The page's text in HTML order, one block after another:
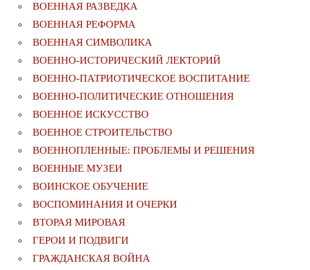
ВОЕННАЯ РАЗВЕДКА
ВОЕННАЯ РЕФОРМА
ВОЕННАЯ СИМВОЛИКА
ВОЕННО-ИСТОРИЧЕСКИЙ ЛЕКТОРИЙ
ВОЕННО-ПАТРИОТИЧЕСКОЕ ВОСПИТАНИЕ
ВОЕННО-ПОЛИТИЧЕСКИE ОТНОШЕНИЯ
ВОЕННОЕ ИСКУССТВО
ВОЕННОЕ СТРОИТЕЛЬСТВО
ВОЕННОПЛЕННЫЕ: ПРОБЛЕМЫ И РЕШЕНИЯ
ВОЕННЫЕ МУЗЕИ
ВОИНСКОЕ ОБУЧЕНИЕ
ВОСПОМИНАНИЯ И ОЧЕРКИ
ВТОРАЯ МИРОВАЯ
ГЕРОИ И ПОДВИГИ
ГРАЖДАНСКАЯ ВОЙНА